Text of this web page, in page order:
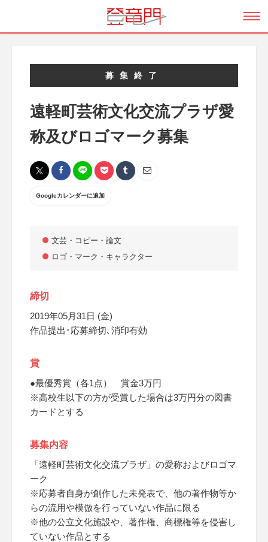
募集終了
遠軽町芸術文化交流プラザ愛
称及びロゴマーク募集
Googleカレンダーに追加
文芸・コピー・論文
ロゴ・マーク・キャラクター
締切
2019年05月31日 (金)
作品提出･応募締切､消印有効
賞
●最優秀賞（各1点） 賞金3万円
※高校生以下の方が受賞した場合は3万円分の図書
カードとする
募集内容
「遠軽町芸術文化交流プラザ」の愛称およびロゴマ
ーク
※応募者自身が創作した未発表で、他の著作物等か
らの流用や模倣を行っていない作品に限る
※他の公立文化施設や、著作権、商標権等を侵害し
ていない作品とする